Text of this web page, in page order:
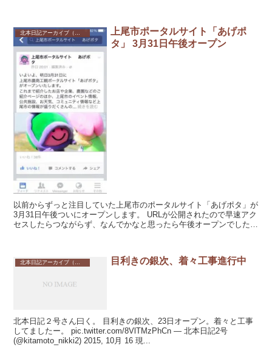
上尾市ポータルサイト「あげポ
タ」 3月31日午後オープン
以前からずっと注目していた上尾市のポータルサイト「あげポタ」が
3月31日午後ついにオープンします。 URLが公開されたので早速アク
セスしたらつながらず、なんでかなと思ったら午後オープンでした
北本日記アーカイブ（記録保存） 目利きの銀次、着々工事進行中
北本日記２号さん曰く。 目利きの銀次、23日オープン。着々と工事
してましたー。 pic.twitter.com/8VlTMzPhCn — 北本日記2号
(@kitamoto_nikki2) 2015, 10月 16 現...